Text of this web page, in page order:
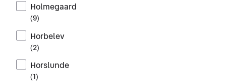
Holmegaard
(9)
Horbelev
(2)
Horslunde
(1)